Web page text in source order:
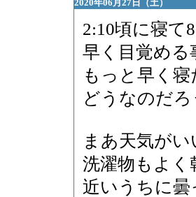
2020年06月27日（土）
2:10頃に寝て
早く目覚める
もっと早く
どうなのだろ
まあ天気がい
洗濯物もよく
近いうちに